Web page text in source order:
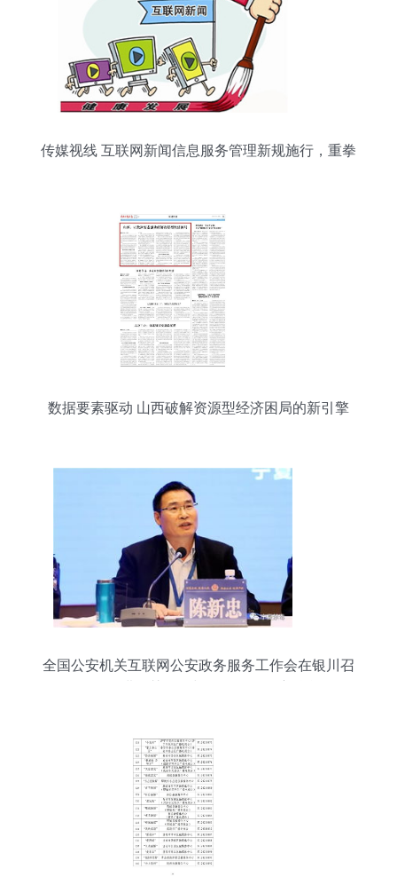
传媒视线 互联网新闻信息服务管理新规施行，重拳
数据要素驱动 山西破解资源型经济困局的新引擎
全国公安机关互联网公安政务服务工作会在银川召